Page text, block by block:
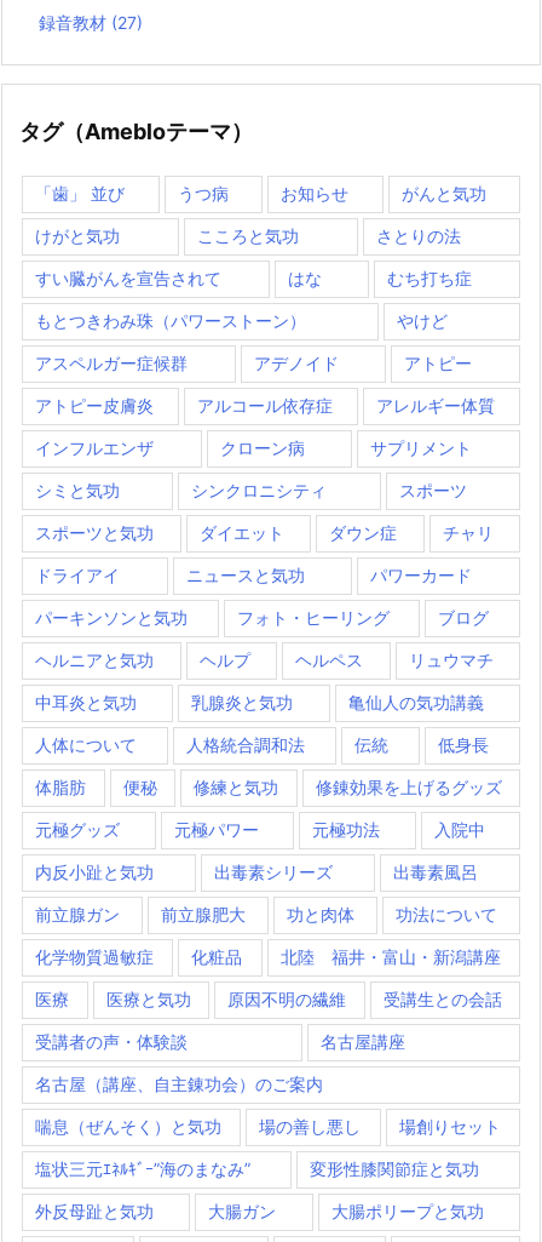
録音教材 (27)
タグ（Amebloテーマ）
「歯」 並び うつ病 お知らせ がんと気功
けがと気功 こころと気功 さとりの法
すい臓がんを宣告されて はな むち打ち症
もとつきわみ珠（パワーストーン） やけど
アスペルガー症候群 アデノイド アトピー
アトピー皮膚炎 アルコール依存症 アレルギー体質
インフルエンザ クローン病 サプリメント
シミと気功 シンクロニシティ スポーツ
スポーツと気功 ダイエット ダウン症 チャリ
ドライアイ ニュースと気功 パワーカード
パーキンソンと気功 フォト・ヒーリング ブログ
ヘルニアと気功 ヘルプ ヘルペス リュウマチ
中耳炎と気功 乳腺炎と気功 亀仙人の気功講義
人体について 人格統合調和法 伝統 低身長
体脂肪 便秘 修練と気功 修錬効果を上げるグッズ
元極グッズ 元極パワー 元極功法 入院中
内反小趾と気功 出毒素シリーズ 出毒素風呂
前立腺ガン 前立腺肥大 功と肉体 功法について
化学物質過敏症 化粧品 北陸 福井・富山・新潟講座
医療 医療と気功 原因不明の繊維 受講生との会話
受講者の声・体験談 名古屋講座
名古屋（講座、自主錬功会）のご案内
喘息（ぜんそく）と気功 場の善し悪し 場創りセット
塩状三元ｴﾈﾙｷﾞｰ”海のまなみ” 変形性膝関節症と気功
外反母趾と気功 大腸ガン 大腸ポリープと気功